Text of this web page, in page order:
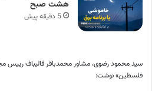
هشت صبح
5 دقیقه پیش
سید محمود رضوی، مشاور محمدباقر قالیباف رییس
فلسطین» نوشت: